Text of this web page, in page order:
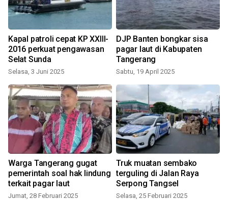
Kapal patroli cepat KP XXIII-
2016 perkuat pengawasan
Selat Sunda
Selasa, 3 Juni 2025
DJP Banten bongkar sisa
pagar laut di Kabupaten
Tangerang
Sabtu, 19 April 2025
Warga Tangerang gugat
pemerintah soal hak lindung
terkait pagar laut
Jumat, 28 Februari 2025
Truk muatan sembako
terguling di Jalan Raya
Serpong Tangsel
Selasa, 25 Februari 2025